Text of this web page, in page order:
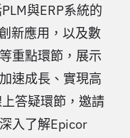
與ERP系統的
新應用，以及數
重點環節，展示
速成長、實現高
答疑環節，邀請
入了解Epicor